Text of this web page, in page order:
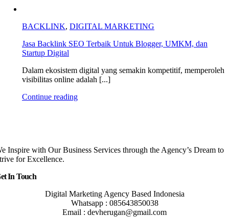
BACKLINK, DIGITAL MARKETING
Jasa Backlink SEO Terbaik Untuk Blogger, UMKM, dan
Startup Digital
Dalam ekosistem digital yang semakin kompetitif, memperoleh
visibilitas online adalah [...]
Continue reading
Inspire with Our Business Services through the Agency’s Dream to
for Excellence.
In Touch
Digital Marketing Agency Based Indonesia
Whatsapp : 085643850038
Email : devherugan@gmail.com